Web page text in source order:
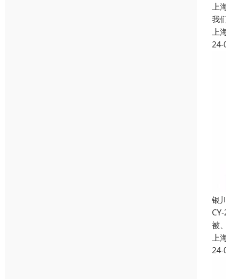
上
我
上
24-
银
被
上
24-